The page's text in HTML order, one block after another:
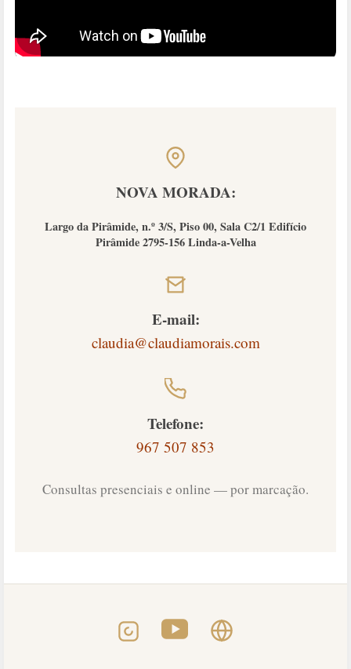
NOVA MORADA:
Largo da Pirâmide, n.º 3/S, Piso 00, Sala C2/1 Edifício
Pirâmide 2795-156 Linda-a-Velha
E-mail:
claudia@claudiamorais.com
Telefone:
967 507 853
Consultas presenciais e online — por marcação.